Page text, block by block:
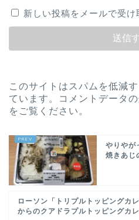
新しい投稿をメールで受け
このサイトはスパムを低減
ています。
コメントデータ
をご覧ください 。
やりやが
焼きあじ
ローソン「トリプルトッピングカレ
からのクアドラプルトッピングカレ